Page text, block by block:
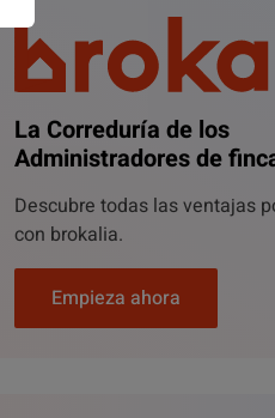
La Correduría de los
Administradores de
Descubre todas las ventajas
con brokalia.
Empieza ahora